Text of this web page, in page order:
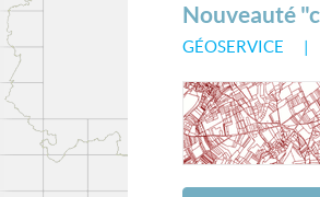
Nouveauté
GÉOSERVICE